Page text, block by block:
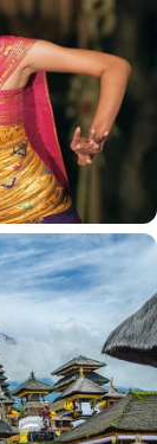
ریشه های
قبل باز می
های مختلف
ماجاپاهیت بود.
اندونزی را به
دوران استعمار
تاریخ
قابل توجهی
اسپانیایی ها
حکومت
ادامه داشت.
حکومت